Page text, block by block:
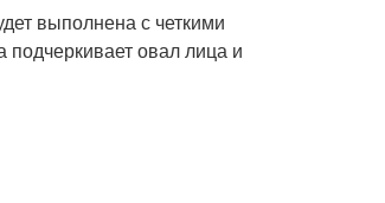
выполнена с четкими
овал лица и